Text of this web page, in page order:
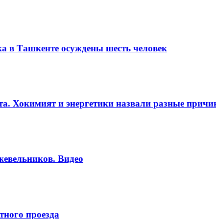
в Ташкенте осуждены шесть человек
Хокимият и энергетики назвали разные
Видео
проезда